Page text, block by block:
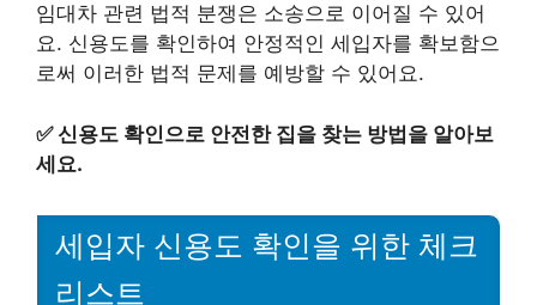
임대차 관련 법적 분쟁은 소송으로 이어질 수 있어
요. 신용도를 확인하여 안정적인 세입자를 확보함으
로써 이러한 법적 문제를 예방할 수 있어요.
✅신용도 확인으로 안전한 집을 찾는 방법을 알아보
세요.
세입자 신용도 확인을 위한 체크
리스트